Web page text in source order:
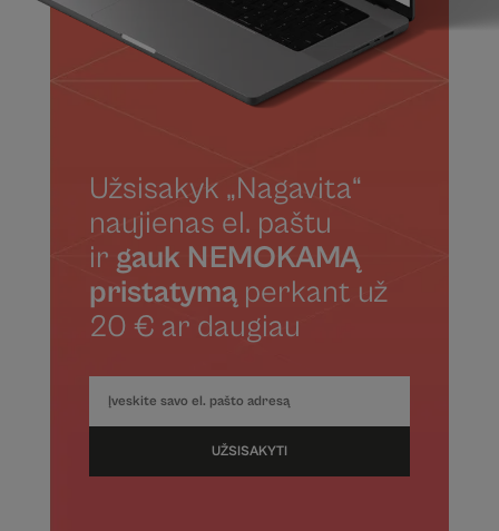
Užsisakyk „Nagavita“
naujienas el. paštu
ir gauk NEMOKAMĄ
pristatymąperkant už
20 € ar daugiau
UŽSISAKYTI